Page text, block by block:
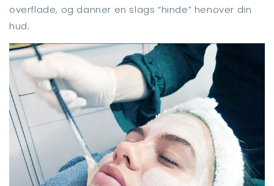
overflade, og danner en slags “hinde” henover din
hud.